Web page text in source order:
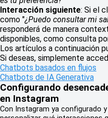
Interacción siguiente: Si el
como "¿Puedo consultar mi
responderá de manera
disponibles, como consulta
Los artículos a continuación
Si deseas, simplemente
Chatbots basados en flujos
Chatbots de IA Generativa
Configurando
en Instagram
Con Instagram ya configurado